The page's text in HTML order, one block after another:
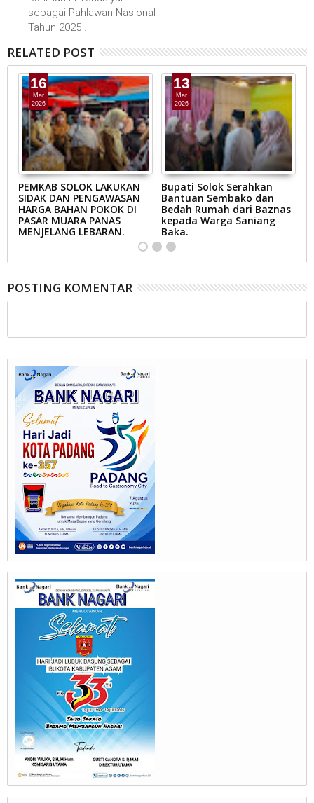
sebagai Pahlawan Nasional
Tahun 2025 .
RELATED POST
16
Mar
2026
PEMKAB SOLOK LAKUKAN
SIDAK DAN PENGAWASAN
HARGA BAHAN POKOK DI
PASAR MUARA PANAS
MENJELANG LEBARAN.
13
Mar
2026
Bupati Solok Serahkan
Bantuan Sembako dan
Bedah Rumah dari Baznas
kepada Warga Saniang
Baka.
POSTING KOMENTAR